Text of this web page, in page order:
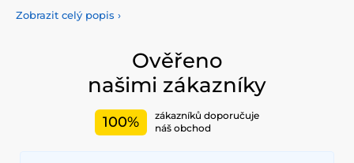
nabídky barevných
bezpečnost po celý den. Přidejte do svého života trochu
standardy kvality a pohodlí.
Zobrazit celý popis ›
Ověřeno
našimi zákazníky
100%
zákazníků doporučuje
náš obchod